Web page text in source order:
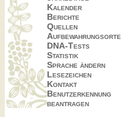
Kalender
Berichte
Quellen
Aufbewahrungsorte
DNA-Tests
Statistik
Sprache ändern
Lesezeichen
Kontakt
Benutzerkennung
beantragen